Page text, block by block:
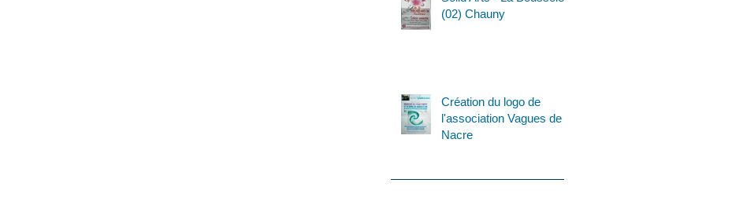
(02) Chauny
Création du logo de
l'association Vagues de
Nacre